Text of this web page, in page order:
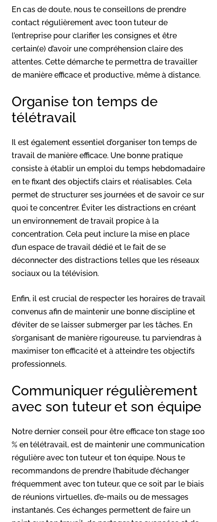
En cas de doute, nous te conseillons de prendre
contact régulièrement avec toon tuteur de
l’entreprise pour clarifier les consignes et être
certain(e) d’avoir une compréhension claire des
attentes. Cette démarche te permettra de travailler
de manière efficace et productive, même à distance.
Organise ton temps de
télétravail
Il est également essentiel d’organiser ton temps de
travail de manière efficace. Une bonne pratique
consiste à établir un emploi du temps hebdomadaire
en te fixant des objectifs clairs et réalisables. Cela
permet de structurer ses journées et de savoir ce sur
quoi te concentrer. Éviter les distractions en créant
un environnement de travail propice à la
concentration. Cela peut inclure la mise en place
d’un espace de travail dédié et le fait de se
déconnecter des distractions telles que les réseaux
sociaux ou la télévision.
Enfin, il est crucial de respecter les horaires de travail
convenus afin de maintenir une bonne discipline et
d’éviter de se laisser submerger par les tâches. En
s’organisant de manière rigoureuse, tu parviendras à
maximiser ton efficacité et à atteindre tes objectifs
professionnels.
Communiquer régulièrement
avec son tuteur et son équipe
Notre dernier conseil pour être efficace ton stage 100
% en télétravail, est de maintenir une communication
régulière avec ton tuteur et ton équipe. Nous te
recommandons de prendre l’habitude d’échanger
fréquemment avec ton tuteur, que ce soit par le biais
de réunions virtuelles, d’e-mails ou de messages
instantanés. Ces échanges permettent de faire un